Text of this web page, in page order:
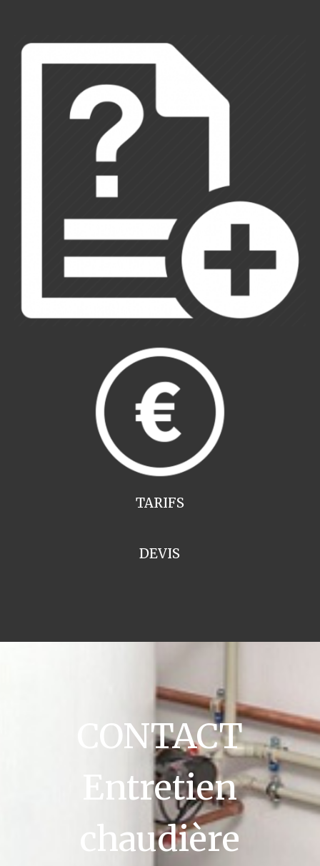
TARIFS
DEVIS
CONTACT
Entretien
chaudière